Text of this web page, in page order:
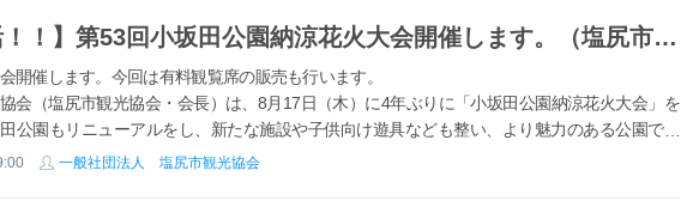
【4年ぶりに復活！！】第53回小坂田公園納涼花火大会開催します。（塩尻市観光協会）
開催します。今回は有料観覧席の販売も行います。
会（塩尻市観光協会・会長）は、8月17日（木）に4年ぶりに「小坂田公園納涼花火大会」を
公園もリニューアルをし、新たな施設や子供向け遊具なども整い、より魅力のある公園で花
花火鑑賞をより楽しんでいただけるよう有料観覧席を設...
一般社団法人 塩尻市観光協会